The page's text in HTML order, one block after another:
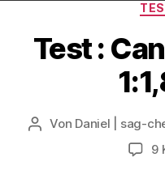
Test :
Beitragsautor
Von Daniel | sag-
9